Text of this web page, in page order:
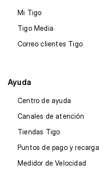
Mi Tigo
Tigo Media
Correo clientes Tigo
Ayuda
Centro de ayuda
Canales de atención
Tiendas Tigo
Puntos de pago y recarga
Medidor de Velocidad